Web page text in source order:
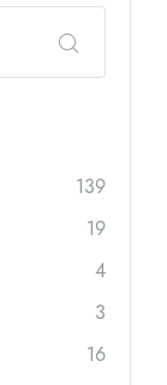
139
19
4
3
16